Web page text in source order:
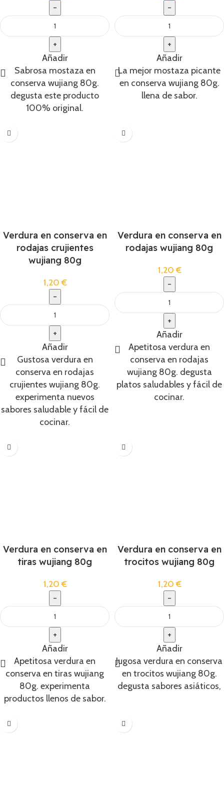
Añadir
Sabrosa mostaza en
conserva wujiang 80g.
degusta este producto
100% original.
Añadir
La mejor mostaza picante
en conserva wujiang 80g.
llena de sabor.
Verdura en conserva en
rodajas crujientes
wujiang 80g
1,20€
Añadir
Gustosa verdura en
conserva en rodajas
crujientes wujiang 80g.
experimenta nuevos
sabores saludable y fácil de
cocinar.
Verdura en conserva en
rodajas wujiang 80g
1,20€
Añadir
Apetitosa verdura en
conserva en rodajas
wujiang 80g. degusta
platos saludables y fácil de
cocinar.
Verdura en conserva en
tiras wujiang 80g
1,20€
Añadir
Apetitosa verdura en
conserva en tiras wujiang
80g. experimenta
productos llenos de sabor.
Verdura en conserva en
trocitos wujiang 80g
1,20€
Añadir
Jugosa verdura en conserva
en trocitos wujiang 80g.
degusta sabores asiáticos,